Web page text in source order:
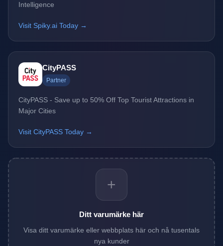
Intelligence
Visit Spiky.ai Today →
CityPASS
Partner
CityPASS - Save up to 50% Off Top Tourist Attractions in
Major Cities
Visit CityPASS Today →
+
Ditt varumärke här
Visa ditt varumärke eller webbplats här och nå tusentals
nya kunder